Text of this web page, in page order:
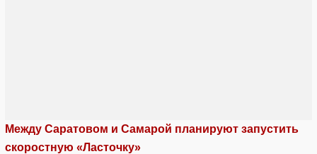
Между Саратовом и Самарой планируют запустить
скоростную «Ласточку»